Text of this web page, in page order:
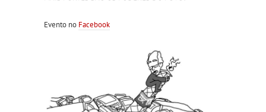
Evento no Facebook